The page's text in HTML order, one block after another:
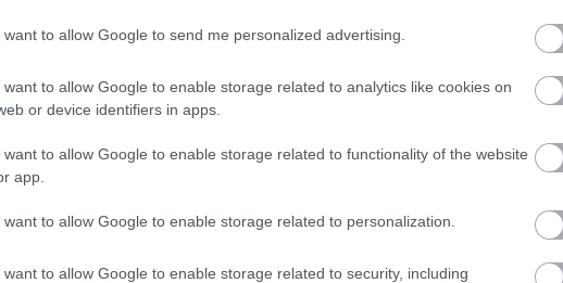
want to allow Google to send me personalized advertising.
want to allow Google to enable storage related to analytics like cookies on
or device identifiers in apps.
want to allow Google to enable storage related to functionality of the website
app.
want to allow Google to enable storage related to personalization.
want to allow Google to enable storage related to security, including
50
(Stop
Worms in Your Body!